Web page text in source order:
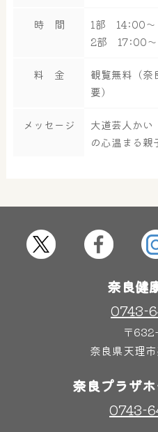
大浴場
屋内レジャープール
その他施設
時 間
1部 14:00～
2部 17:00～
料 金
観覧無料（奈
要）
メッセージ
大道芸人かい
の心温まる親
奈良健
0743-
〒
奈良県天理
奈良プラザ
0743-